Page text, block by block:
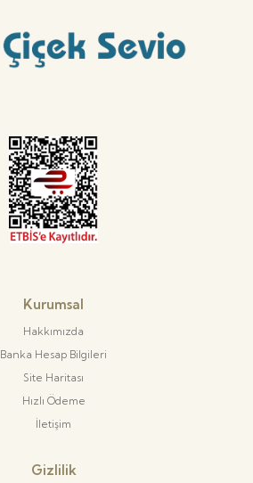
Kurumsal
Hakkımızda
Banka Hesap Bilgileri
Site Haritası
Hızlı Ödeme
İletişim
Gizlilik